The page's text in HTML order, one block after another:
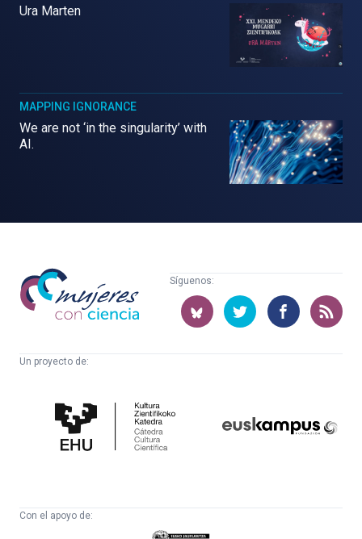
Ura Marten
MAPPING IGNORANCE
We are not ‘in the singularity’ with
AI.
Mujeres
con
ciencia
Síguenos:
Un proyecto de:
Cultura
Científica
Con el apoyo de: